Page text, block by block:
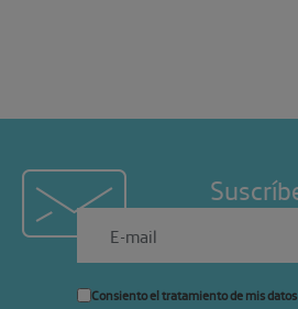
Consiento el tratamiento de mis